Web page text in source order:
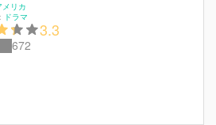
メリカ
ドラマ
3.3
672